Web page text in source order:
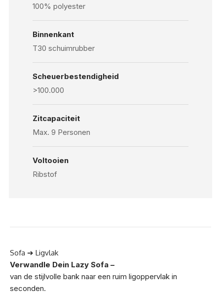
100% polyester
Binnenkant
T30 schuimrubber
Scheuerbestendigheid
>100.000
Zitcapaciteit
Max. 9 Personen
Voltooien
Ribstof
Sofa ➔ Ligvlak
Verwandle Dein Lazy Sofa –
van de stijlvolle bank naar een ruim ligoppervlak in
seconden.